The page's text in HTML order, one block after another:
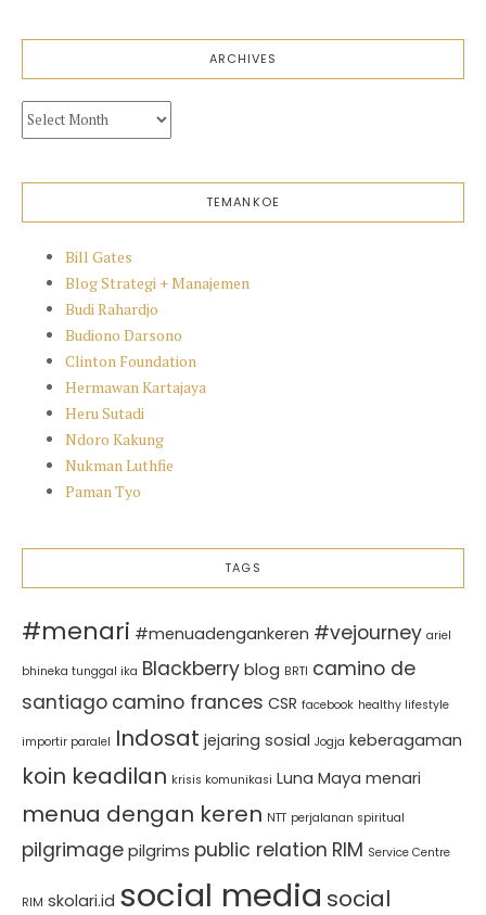
ARCHIVES
Archives
TEMANKOE
Bill Gates
Blog Strategi + Manajemen
Budi Rahardjo
Budiono Darsono
Clinton Foundation
Hermawan Kartajaya
Heru Sutadi
Ndoro Kakung
Nukman Luthfie
Paman Tyo
TAGS
#menari #menuadengankeren #vejourney ariel
bhineka tunggal ika Blackberry blog BRTI camino de
santiago camino frances CSR facebook healthy lifestyle
importir paralel Indosat jejaring sosial Jogja keberagaman
koin keadilan krisis komunikasi Luna Maya menari
menua dengan keren NTT perjalanan spiritual
pilgrimage pilgrims public relation RIM Service Centre
RIM skolari.id social media social